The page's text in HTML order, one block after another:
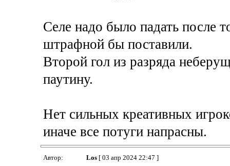
Селе надо было падать после
штрафной бы поставили.
Второй гол из разряда
паутину.
Нет сильных креативных
иначе все потуги напрасны.
Автор: Los[ 03 апр 2024 22:47 ]